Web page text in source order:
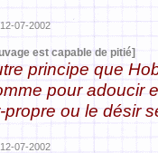
07-2002
est capable de pitié]
principe que
pour adoucir
ou le désir
07-2002